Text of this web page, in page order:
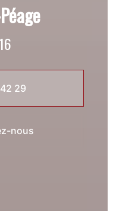
29
nous